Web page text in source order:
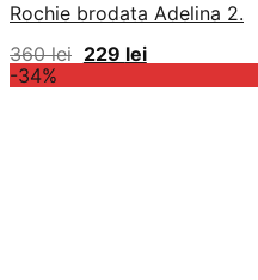
Rochie brodata Adelina 2.
360lei Prețul
a
229 leiPrețul
este:
-34%